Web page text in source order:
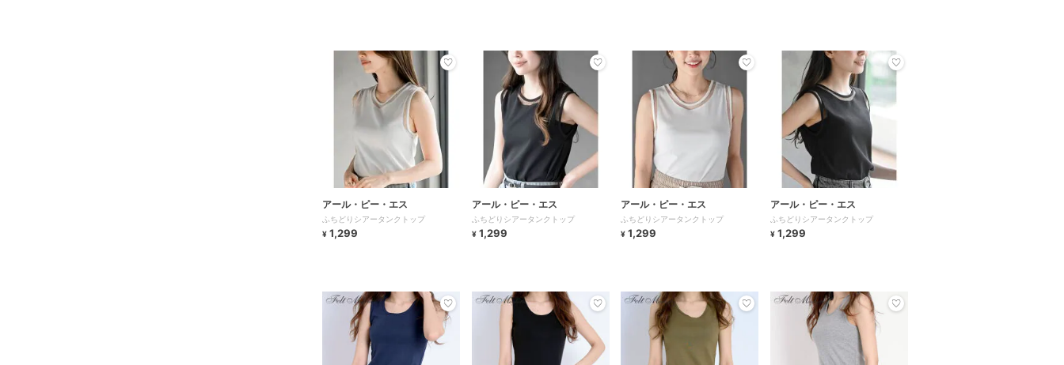
アール・ピー・エス
ふちどりシアータンクトップ
¥ 1,299
アール・ピー・エス
ふちどりシアータンクトップ
¥ 1,299
アール・ピー・エス
ふちどりシアータンクトップ
¥ 1,299
アール・ピー・エス
ふちどりシアータンクトップ
¥ 1,299